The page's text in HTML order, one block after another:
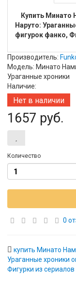
Купить Минато
Наруто:
фигурок фанко,
Производитель:
Модель: Минато
Ураганные хроники
Наличие:
Нет в наличии
1657 руб.
Количество
0
купить Минато
Ураганные хроники
Фигурки из